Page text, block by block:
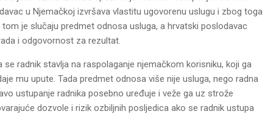
u Njemačkoj izvršava vlastitu ugovorenu uslugu i zbog toga
je slučaju predmet odnosa usluga, a hrvatski poslodavac
i odgovornost za rezultat.
radnik stavlja na raspolaganje njemačkom korisniku, koji ga
mu upute. Tada predmet odnosa više nije usluga, nego radna
ustupanje radnika posebno uređuje i veže ga uz strože
dozvole i rizik ozbiljnih posljedica ako se radnik ustupa